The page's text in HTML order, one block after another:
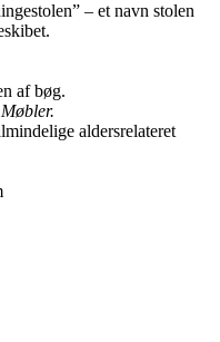
– et navn stolen
af bøg.
aldersrelateret